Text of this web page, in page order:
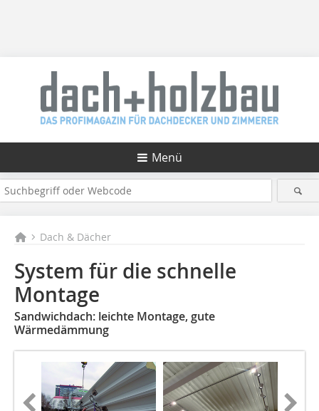
Menü
Dach & Dächer
System für die schnelle
Montage
Sandwichdach: leichte Montage, gute
Wärmedämmung